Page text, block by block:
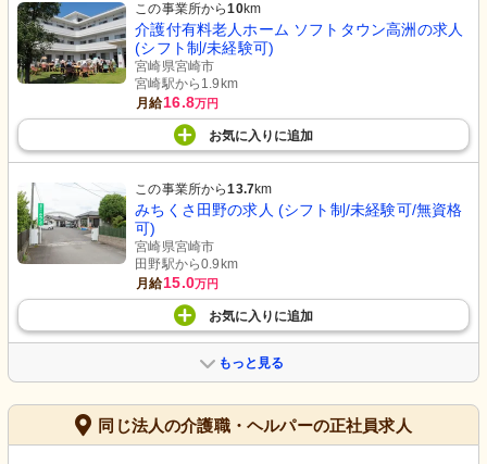
この事業所から10km
介護付有料老人ホーム ソフトタウン高洲の求人
(シフト制/未経験可)
宮崎県宮崎市
宮崎駅から1.9km
月給16.8万円
お気に入り に追加
この事業所から13.7km
みちくさ田野の求人 (シフト制/未経験可/無資格
可)
宮崎県宮崎市
田野駅から0.9km
月給15.0万円
お気に入り に追加
もっと見る
同じ法人の介護職・ヘルパーの正社員求人